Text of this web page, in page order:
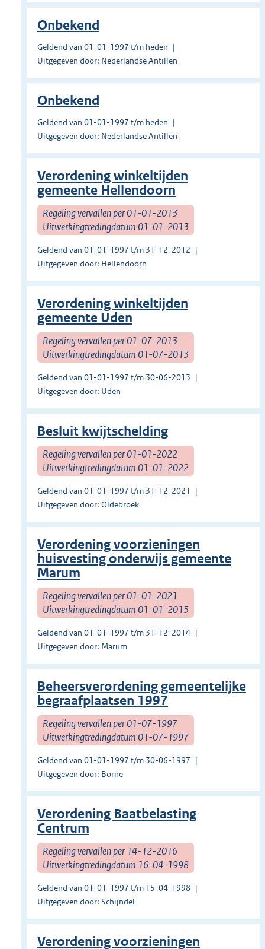
Onbekend
Geldend van 01-01-1997 t/m heden
Uitgegeven door: Nederlandse Antillen
Onbekend
Geldend van 01-01-1997 t/m heden
Uitgegeven door: Nederlandse Antillen
Verordening winkeltijden
gemeente Hellendoorn
Regeling vervallen per 01-01-2013
Uitwerkingtredingdatum 01-01-2013
Geldend van 01-01-1997 t/m 31-12-2012
Uitgegeven door: Hellendoorn
Verordening winkeltijden
gemeente Uden
Regeling vervallen per 01-07-2013
Uitwerkingtredingdatum 01-07-2013
Geldend van 01-01-1997 t/m 30-06-2013
Uitgegeven door: Uden
Besluit kwijtschelding
Regeling vervallen per 01-01-2022
Uitwerkingtredingdatum 01-01-2022
Geldend van 01-01-1997 t/m 31-12-2021
Uitgegeven door: Oldebroek
Verordening voorzieningen
huisvesting onderwijs gemeente
Marum
Regeling vervallen per 01-01-2021
Uitwerkingtredingdatum 01-01-2015
Geldend van 01-01-1997 t/m 31-12-2014
Uitgegeven door: Marum
Beheersverordening gemeentelijke
begraafplaatsen 1997
Regeling vervallen per 01-07-1997
Uitwerkingtredingdatum 01-07-1997
Geldend van 01-01-1997 t/m 30-06-1997
Uitgegeven door: Borne
Verordening Baatbelasting
Centrum
Regeling vervallen per 14-12-2016
Uitwerkingtredingdatum 16-04-1998
Geldend van 01-01-1997 t/m 15-04-1998
Uitgegeven door: Schijndel
Verordening voorzieningen